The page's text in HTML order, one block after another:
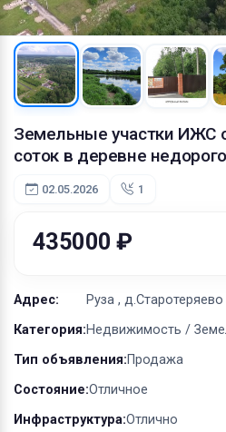
Земельные участки ИЖС
соток в деревне недорого
02.05.2026 1
435000 ₽
Адрес: Руза , д.Старотеряево
Категория:Недвижимость /
Тип объявления:Продажа
Состояние:Отличное
Инфраструктура:Отлично
Все для дома
Хобби и отдых
Животные
Материалы